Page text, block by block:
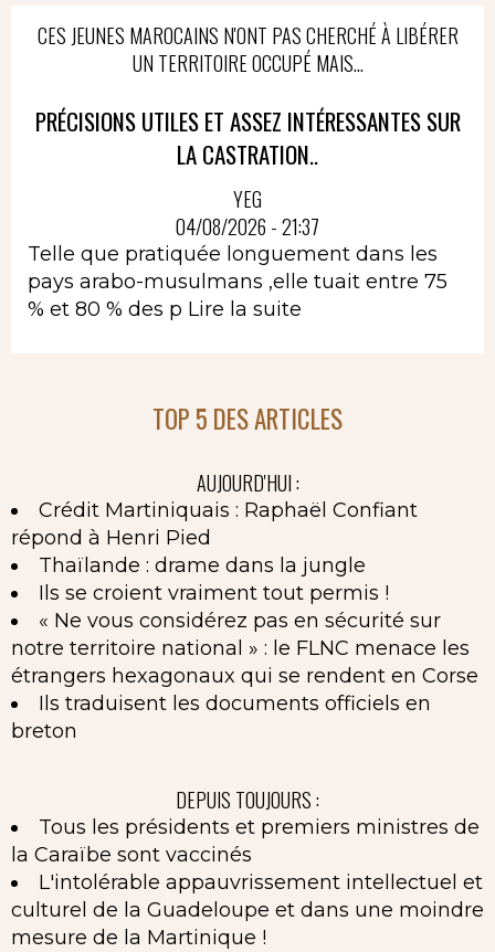
CES JEUNES MAROCAINS N'ONT PAS CHERCHÉ À LIBÉRER
UN TERRITOIRE OCCUPÉ MAIS...
PRÉCISIONS UTILES ET ASSEZ INTÉRESSANTES SUR
LA CASTRATION..
YEG
04/08/2026 - 21:37
Telle que pratiquée longuement dans les
pays arabo-musulmans ,elle tuait entre 75
% et 80 % des p Lire la suite
TOP 5 DES ARTICLES
AUJOURD'HUI :
Crédit Martiniquais : Raphaël Confiant
répond à Henri Pied
Thaïlande : drame dans la jungle
Ils se croient vraiment tout permis !
« Ne vous considérez pas en sécurité sur
notre territoire national » : le FLNC menace les
étrangers hexagonaux qui se rendent en Corse
Ils traduisent les documents officiels en
breton
DEPUIS TOUJOURS :
Tous les présidents et premiers ministres de
la Caraïbe sont vaccinés
L'intolérable appauvrissement intellectuel et
culturel de la Guadeloupe et dans une moindre
mesure de la Martinique !